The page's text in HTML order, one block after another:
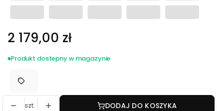
Cena
2 179,00 zł
Produkt dostepny w magazynie
szt. DODAJ DO KOSZYKA